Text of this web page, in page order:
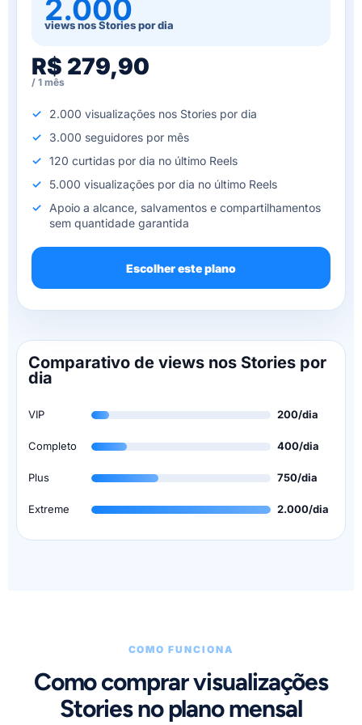
2.000
views nos Stories por dia
R$ 279,90
/ 1 mês
2.000 visualizações nos Stories por dia
3.000 seguidores por mês
120 curtidas por dia no último Reels
5.000 visualizações por dia no último Reels
Apoio a alcance, salvamentos e compartilhamentos
sem quantidade garantida
Escolher este plano
Comparativo de views nos Stories por
dia
VIP 200/dia
Completo 400/dia
Plus 750/dia
Extreme 2.000/dia
COMO FUNCIONA
Como comprar visualizações
Stories no plano mensal